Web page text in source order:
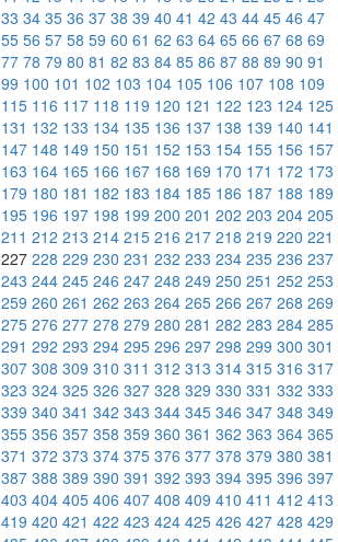
33 34 35 36 37 38 39 40 41 42 43 44 45 46 47
55 56 57 58 59 60 61 62 63 64 65 66 67 68 69
77 78 79 80 81 82 83 84 85 86 87 88 89 90 91
99 100 101 102 103 104 105 106 107 108 109
115 116 117 118 119 120 121 122 123 124 125
131 132 133 134 135 136 137 138 139 140 141
147 148 149 150 151 152 153 154 155 156 157
163 164 165 166 167 168 169 170 171 172 173
179 180 181 182 183 184 185 186 187 188 189
195 196 197 198 199 200 201 202 203 204 205
211 212 213 214 215 216 217 218 219 220 221
227 228 229 230 231 232 233 234 235 236 237
243 244 245 246 247 248 249 250 251 252 253
259 260 261 262 263 264 265 266 267 268 269
275 276 277 278 279 280 281 282 283 284 285
291 292 293 294 295 296 297 298 299 300 301
307 308 309 310 311 312 313 314 315 316 317
323 324 325 326 327 328 329 330 331 332 333
339 340 341 342 343 344 345 346 347 348 349
355 356 357 358 359 360 361 362 363 364 365
371 372 373 374 375 376 377 378 379 380 381
387 388 389 390 391 392 393 394 395 396 397
403 404 405 406 407 408 409 410 411 412 413
419 420 421 422 423 424 425 426 427 428 429